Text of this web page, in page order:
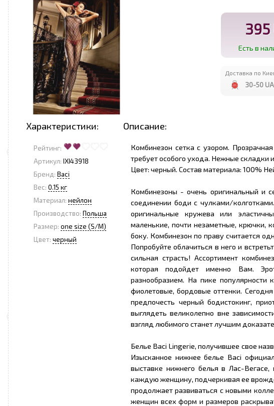
395
Есть в
Доставка по
30-50
Характеристики: Описание:
Рейтинг:
Артикул: IXI43918
Бренд: Baci
Вес: 0.15 кг
Материал: нейлон
Производство: Польша
Размер: one size (S/M)
Цвет: черный
Комбинезон сетка с узором.
требует особого ухода. Нежные складки
Цвет: черный. Состав материала: 100%
Комбинезоны - очень оригинальный и
соединении боди с чулками/
оригинальные кружева или
маленькие, почти незаметные, крючки,
боку. Комбинезон по праву считается
Попробуйте облачиться в него и
сильная страсть! Ассортимент
которая подойдет именно Вам.
разнообразием. На пике
фиолетовые, бордовые оттенки.
предпочесть черный бодистокинг,
выглядеть великолепно вне
взгляд любимого станет лучшим
Белье Baci Lingerie, получившее свое
Изысканное нижнее белье Baci
выставке нижнего белья в Лас-
каждую женщину, подчеркивая ее
продолжает развиваться с новыми
женщин всех форм и размеров
<